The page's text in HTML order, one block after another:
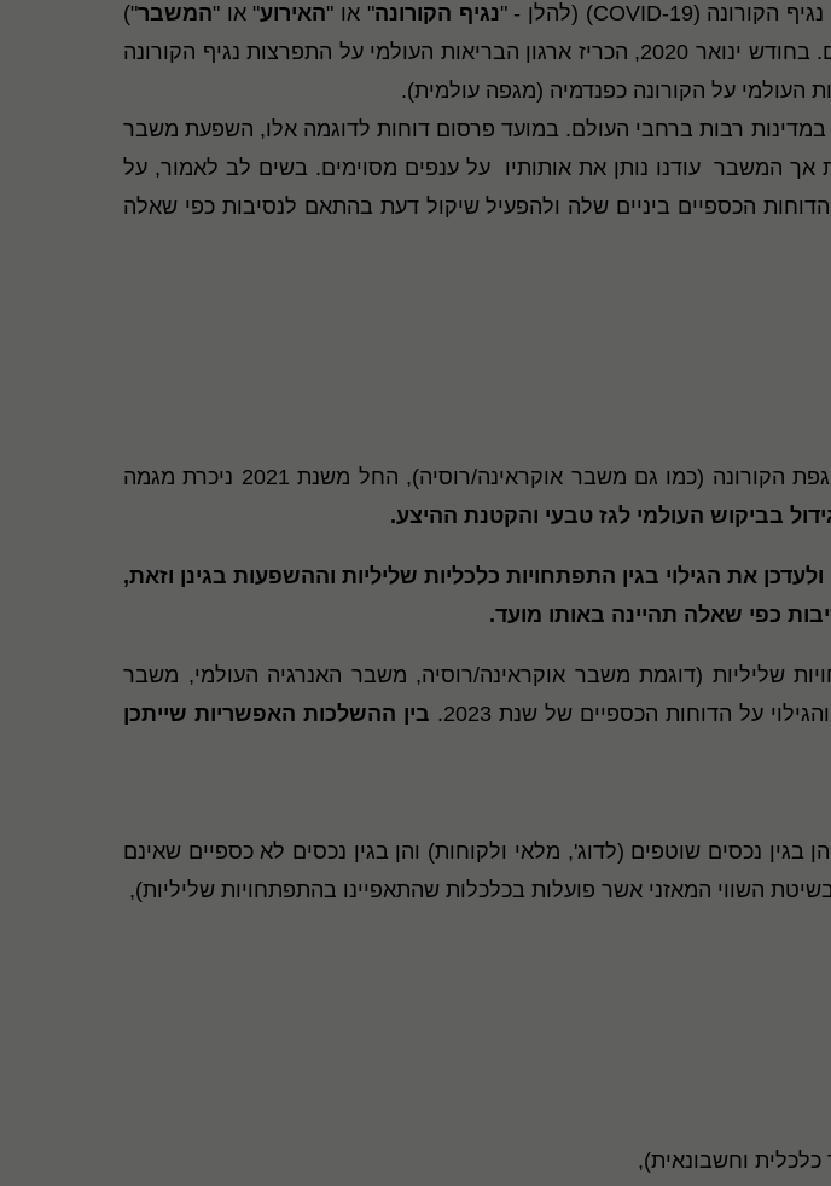
COVID-19) (להלן - "נגיף הקורונה" או "האירוע" או "המשבר")
וברבעון הראשון והשני של שנת 2020 התפשטה במדינות נוספות בעולם. בחודש ינואר 2020, הכריז ארגון הבריאות העולמי על התפרצות נגיף הקורונה
רבות ברחבי העולם. במועד פרסום דוחות לדוגמה אלו, השפעת משבר
אך המשבר עודנו נותן את אותותיו על ענפים מסוימים. בשים לב לאמור, על
הדוחות הכספיים ביניים שלה ולהפעיל שיקול דעת בהתאם לנסיבות כפי שאלה
כחלק מהשפעותיה הישירות והעקיפות של מגפת הקורונה (כמו גם משבר אוקראינה/רוסיה), החל משנת 2021 ניכרת מגמה
בביקוש העולמי לגז טבעי והקטנת ההיצע.
את הגילוי בגין התפתחויות כלכליות שליליות וההשפעות בגינן וזאת,
כפי שאלה תהיינה באותו מועד.
שליליות (דוגמת משבר אוקראינה/רוסיה, משבר האנרגיה העולמי, משבר
על הדוחות הכספיים של שנת 2023.
בין ההשלכות האפשריות שייתכן
נכסים שוטפים (לדוג', מלאי ולקוחות) והן בגין נכסים לא כספיים שאינם
השווי המאזני אשר פועלות בכלכלות שהתאפיינו בהתפתחויות שליליות),
כלכלית וחשבונאית),